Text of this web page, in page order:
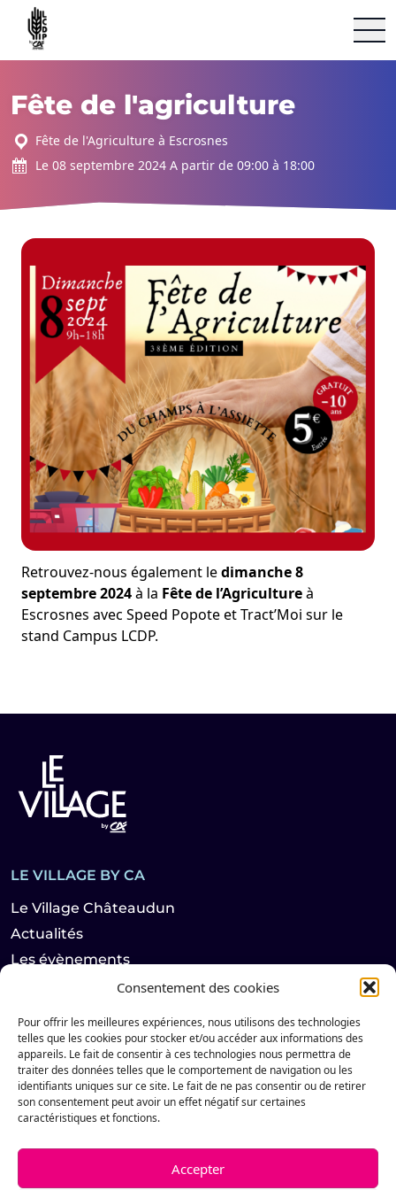
Consentement des cookies
Pour offrir les meilleures expériences, nous utilisons des technologies
telles que les cookies pour stocker et/ou accéder aux informations des
appareils. Le fait de consentir à ces technologies nous permettra de
traiter des données telles que le comportement de navigation ou les
identifiants uniques sur ce site. Le fait de ne pas consentir ou de retirer
son consentement peut avoir un effet négatif sur certaines
caractéristiques et fonctions.
Accepter
Le Village by CA Châteaudun
Fête de l'agriculture
Fête de l'Agriculture à Escrosnes
Le 08 septembre 2024 A partir de 09:00 à 18:00
Retrouvez-nous également ledimanche 8
septembre 2024à la Fête de l’Agricultureà
Escrosnes avec Speed Popote et Tract’Moi sur le
stand Campus LCDP.
LE VILLAGE BY CA
Le Village Châteaudun
Actualités
Les évènements
LES HABITANTS
Startups
Partenaires
Suivez notre actualité sur les réseaux sociaux